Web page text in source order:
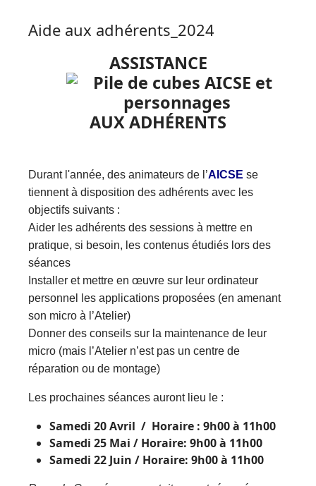
Aide aux adhérents_2024
ASSISTANCE
AUX ADHÉRENTS
Durant l'année, des animateurs de l’AICSE se
tiennent à disposition des adhérents avec les
objectifs suivants :
Aider les adhérents des sessions à mettre en
pratique, si besoin, les contenus étudiés lors des
séances
Installer et mettre en œuvre sur leur ordinateur
personnel les applications proposées (en amenant
son micro à l’Atelier)
Donner des conseils sur la maintenance de leur
micro (mais l’Atelier n’est pas un centre de
réparation ou de montage)
Les prochaines séances auront lieu le :
Samedi 20 Avril / Horaire : 9h00 à 11h00
Samedi 25 Mai / Horaire: 9h00 à 11h00
Samedi 22 Juin / Horaire: 9h00 à 11h00